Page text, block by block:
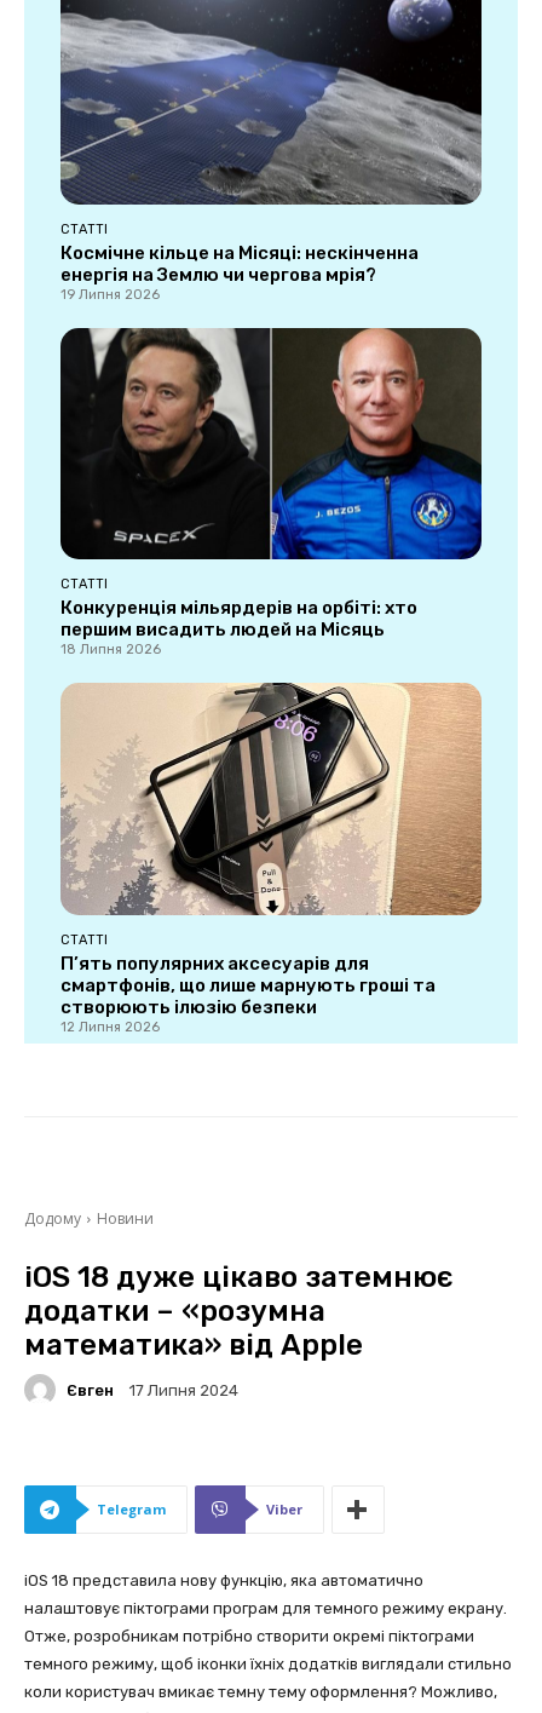
СТАТТІ
Космічне кільце на Місяці: нескінченна
енергія на Землю чи чергова мрія?
19 Липня 2026
СТАТТІ
Конкуренція мільярдерів на орбіті: хто
першим висадить людей на Місяць
18 Липня 2026
СТАТТІ
П’ять популярних аксесуарів для
смартфонів, що лише марнують гроші та
створюють ілюзію безпеки
12 Липня 2026